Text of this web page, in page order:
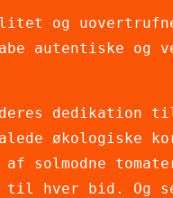
og
autentiske og
dedikation
økologiske
solmodne
hver bid. Og